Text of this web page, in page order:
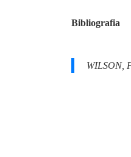
Bibliografia
WILSON,